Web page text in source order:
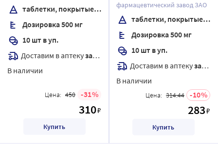
таблетки, покрытые пленочной оболочкой
Дозировка 500 мг
10 шт в уп.
Доставим в аптекузавтра
В наличии
Цена: 450 31
310₽
Купить
фармацевтический завод ЗАО
таблетки, покрытые пленочной оболочкой
Дозировка 500 мг
10 шт в уп.
Доставим в аптекузавтра
В наличии
Цена: 314.44 10
283₽
Купить